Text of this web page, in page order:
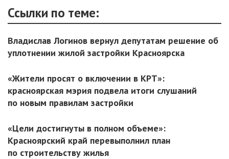
Ссылки по теме:
Владислав Логинов вернул депутатам решение об
уплотнении жилой застройки Красноярска
«Жители просят о включении в КРТ»:
красноярская мэрия подвела итоги слушаний
по новым правилам застройки
«Цели достигнуты в полном объеме»:
Красноярский край перевыполнил план
по строительству жилья